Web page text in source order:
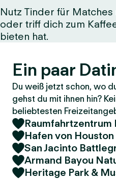
i
t
Nutz Tinder für
oder triff dich zum
bieten hat.
Ein paar
Du weiß jetzt schon, wo
gehst du mit ihnen hin?
beliebtesten
Raumfahrtzentrum
Hafen von Houston
San Jacinto
Armand Bayou
Heritage Park &